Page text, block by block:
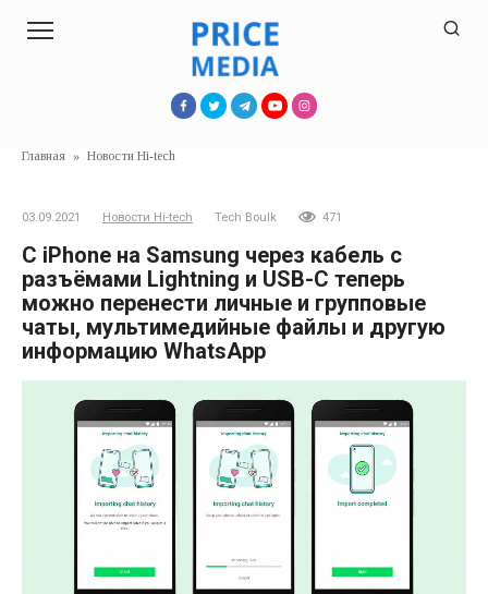
Главная » Новости Hi-tech
03.09.2021 Новости Hi-tech Tech Boulk 471
С iPhone на Samsung через кабель с
разъёмами Lightning и USB-C теперь
можно перенести личные и групповые
чаты, мультимедийные файлы и другую
информацию WhatsApp